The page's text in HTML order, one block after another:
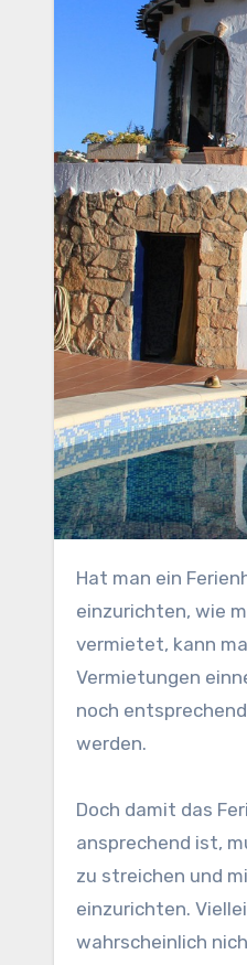
Hat man ein Ferienhaus für die eigene Nutzung, ist das eine tolle Möglichkeit, sich so für den Urlaub
einzurichten, wie
vermietet, kann
Vermietungen
noch
werden.
Doch damit das
ansprechend ist,
zu streichen und
einzurichten.
wahrscheinlich